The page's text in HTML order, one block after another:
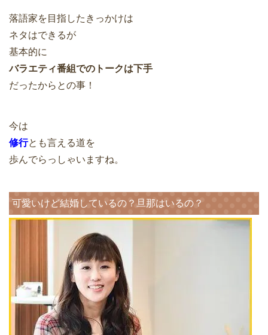
落語家を目指したきっかけは
ネタはできるが
基本的に
バラエティ番組でのトークは下手
だったからとの事！
今は
修行とも言える道を
歩んでらっしゃいますね。
可愛いけど結婚しているの？旦那はいるの？